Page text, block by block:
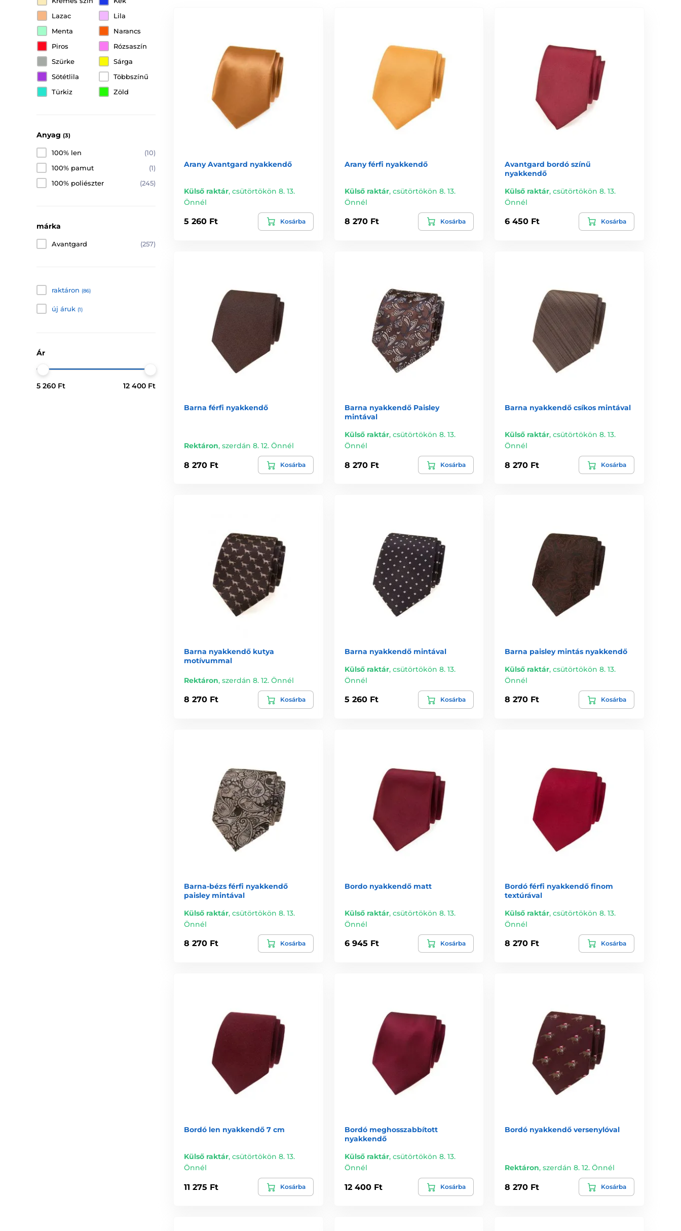
Lazac
Lila
Menta
Narancs
Piros
Rózsaszín
Szürke
Sárga
Sötétlila
Többszínű
Türkiz
Zöld
Anyag (3)
100% len
(10)
100% pamut
(1)
100% poliészter
(245)
márka
Avantgard (257)
raktáron (86)
új áruk (1)
Ár
5 260 Ft 12 400 Ft
Arany Avantgard nyakkendő
Külső raktár, csütörtökön 8. 13.
Önnél
5 260 Ft Kosárba
Arany férfi nyakkendő
Külső raktár, csütörtökön 8. 13.
Önnél
8 270 Ft Kosárba
Avantgard bordó színű
nyakkendő
Külső raktár,csütörtökön 8. 13.
Önnél
6 450 Ft Kosárba
Barna férfi nyakkendő
Rektáron, szerdán 8. 12. Önnél
8 270 Ft Kosárba
Barna nyakkendő Paisley
mintával
Külső raktár, csütörtökön 8. 13.
Önnél
8 270 Ft Kosárba
Barna nyakkendő csíkos mintával
Külső raktár,csütörtökön 8. 13.
Önnél
8 270 Ft Kosárba
Barna nyakkendő kutya
motívummal
Rektáron, szerdán 8. 12. Önnél
8 270 Ft Kosárba
Barna nyakkendő mintával
Külső raktár, csütörtökön 8. 13.
Önnél
5 260 Ft Kosárba
Barna paisley mintás nyakkendő
Külső raktár,csütörtökön 8. 13.
Önnél
8 270 Ft Kosárba
Barna-bézs férfi nyakkendő
paisley mintával
Külső raktár, csütörtökön 8. 13.
Önnél
8 270 Ft Kosárba
Bordo nyakkendő matt
Külső raktár, csütörtökön 8. 13.
Önnél
6 945 Ft Kosárba
Bordó férfi nyakkendő finom
textúrával
Külső raktár,csütörtökön 8. 13.
Önnél
8 270 Ft Kosárba
Bordó len nyakkendő 7 cm
Külső raktár, csütörtökön 8. 13.
Önnél
11 275 Ft Kosárba
Bordó meghosszabbított
nyakkendő
Külső raktár, csütörtökön 8. 13.
Önnél
12 400 Ft Kosárba
Bordó nyakkendő versenylóval
Rektáron,szerdán 8. 12. Önnél
8 270 Ft Kosárba